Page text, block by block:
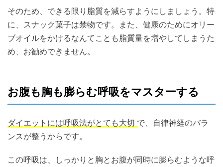
そのため、できる限り脂質を減らすようにしましょう。特
に、スナック菓子は禁物です。また、健康のためにオリー
ブオイルをかけるなんてことも脂質量を増やしてしまうた
め、お勧めできません。
お腹も胸も膨らむ呼吸をマスターする
ダイエットには呼吸法がとても大切 で、自律神経のバラ
ンスが整うからです。
この呼吸は、しっかりと胸とお腹が同時に膨らむような呼